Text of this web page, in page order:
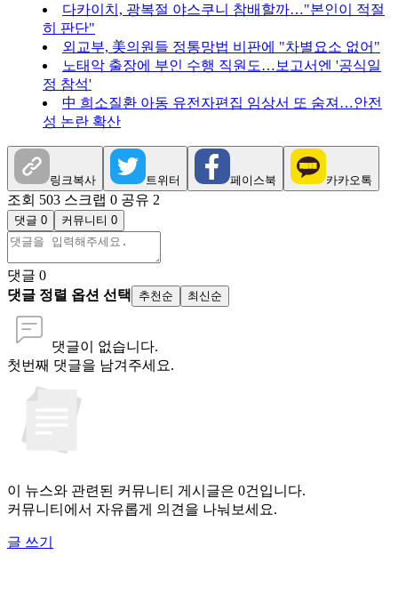
다카이치, 광복절 야스쿠니 참배할까…"본인이 적절
히 판단"
외교부, 美의원들 정통망법 비판에 "차별요소 없어"
노태악 출장에 부인 수행 직원도…보고서엔 '공식일
정 참석'
中 희소질환 아동 유전자편집 임상서 또 숨져…안전
성 논란 확산
링크복사 트위터 페이스북 카카오톡
조회 503 스크랩 0 공유 2
댓글 0 커뮤니티 0
댓글 0
댓글 정렬 옵션 선택
추천순 최신순
댓글이 없습니다.
첫번째 댓글을 남겨주세요.
이 뉴스와 관련된 커뮤니티 게시글은 0건입니다.
커뮤니티에서 자유롭게 의견을 나눠보세요.
글 쓰기